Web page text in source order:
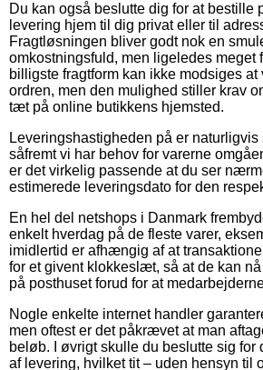
Du kan også beslutte dig for at bestille
levering hjem til dig privat eller til
Fragtløsningen bliver godt nok en
omkostningsfuld, men ligeledes meget
billigste fragtform kan ikke modsiges
ordren, men den mulighed stiller krav
tæt på online butikkens hjemsted.
Leveringshastigheden på er
såfremt vi har behov for varerne
er det virkelig passende at du ser
estimerede leveringsdato for den
En hel del netshops i Danmark
enkelt hverdag på de fleste varer,
imidlertid er afhængig af at
for et givent klokkeslæt, så at de kan
på posthuset forud for at
Nogle enkelte internet handler
men oftest er det påkrævet at man
beløb. I øvrigt skulle du beslutte sig for
af levering, hvilket tit – uden hensyn til